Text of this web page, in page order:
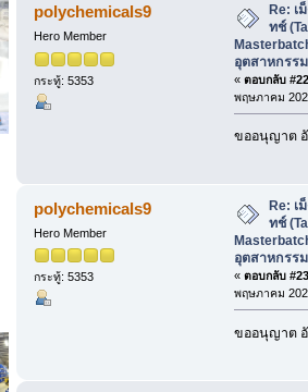
polychemicals9
Hero Member
กระทู้: 5353
Re: เ
ทช์
อุตสาหกรร
« ตอบกลับ
พฤษภาคม
ขออนุญาต
polychemicals9
Hero Member
กระทู้: 5353
Re: เ
ทช์
อุตสาหกรร
« ตอบกลับ
พฤษภาคม
ขออนุญาต